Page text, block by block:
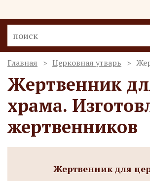
Главная Церковная утварь
Жертвенник
храма.
жертвенников
Жертвенник для